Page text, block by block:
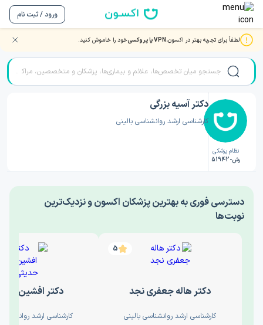
ورود / ثبت نام
لطفاً برای تجربه بهتر در اکسون،VPN یا پروکسی خود را خاموش کنید. صفحه اصلی/دکتر روانشناسی/دکتر آسیه بزرگی
نظام پزشکی
رش-51942
دکتر آسیه بزرگی
کارشناسی ارشد روانشناسی بالینی
‎دسترسی فوری به بهترین پزشکان اکسون و نزدیک‌ترین
نوبت‌ها
5
دکتر هاله جعفری نجد
کارشناسی ارشد روانشناسی بالینی
دکتر افشین
کارشناسی ارشد